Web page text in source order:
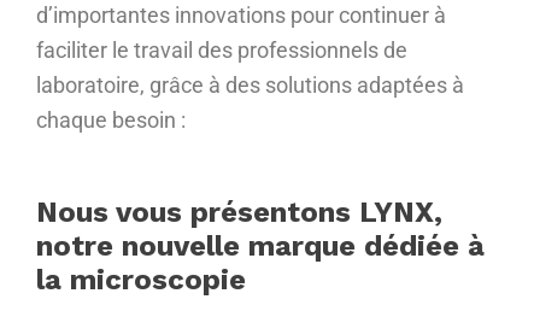
d’importantes innovations pour continuer à
faciliter le travail des professionnels de
laboratoire, grâce à des solutions adaptées à
chaque besoin :
Nous vous présentons LYNX,
notre nouvelle marque dédiée à
la microscopie